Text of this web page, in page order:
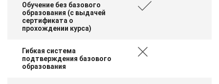
Обучение без базового
образования (с выдачей
сертификата о
прохождении курса)
Гибкая система
подтверждения базового
образования